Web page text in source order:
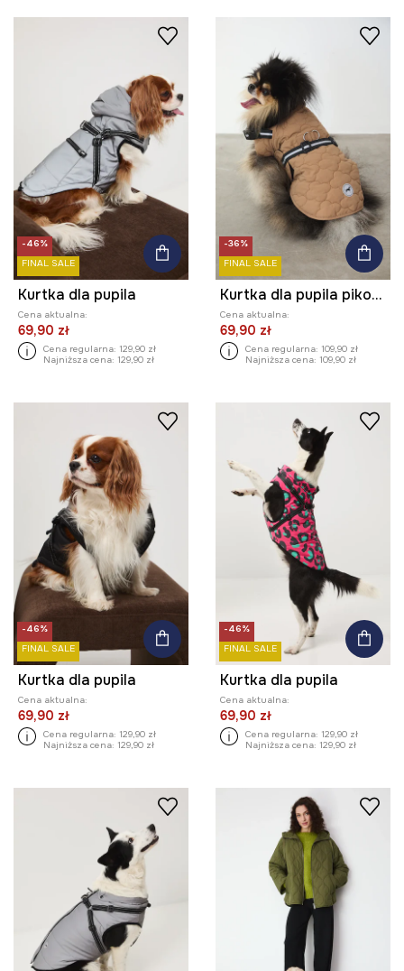
-46%
FINAL SALE
Kurtka dla pupila
Cena aktualna:
69,90 zł
Cena regularna: 129,90 zł
Najniższa cena: 129,90 zł
-36%
FINAL SALE
Kurtka dla pupila pikowana
Cena aktualna:
69,90 zł
Cena regularna: 109,90 zł
Najniższa cena: 109,90 zł
-46%
FINAL SALE
Kurtka dla pupila
Cena aktualna:
69,90 zł
Cena regularna: 129,90 zł
Najniższa cena: 129,90 zł
-46%
FINAL SALE
Kurtka dla pupila
Cena aktualna:
69,90 zł
Cena regularna: 129,90 zł
Najniższa cena: 129,90 zł